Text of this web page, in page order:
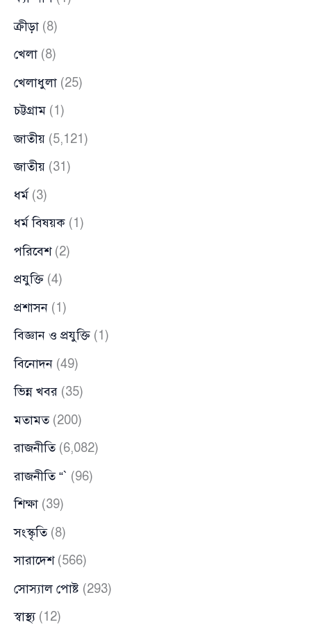
ক্রীড়া (8)
খেলা (8)
খেলাধুলা (25)
চট্টগ্রাম (1)
জাতীয় (5,121)
জাতীয় (31)
ধর্ম (3)
ধর্ম বিষয়ক (1)
পরিবেশ(2)
প্রযুক্তি (4)
প্রশাসন (1)
বিজ্ঞান ও প্রযুক্তি (1)
বিনোদন (49)
ভিন্ন খবর (35)
মতামত(200)
রাজনীতি(6,082)
রাজনীতি “` (96)
শিক্ষা (39)
সংস্কৃতি(8)
সারাদেশ(566)
সোস্যাল পোষ্ট (293)
স্বাস্থ্য(12)